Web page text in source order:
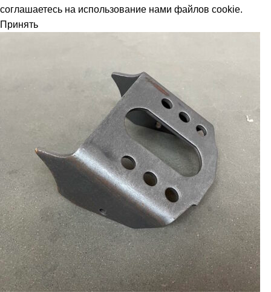
соглашаетесь на использование нами файлов cookie.
Принять